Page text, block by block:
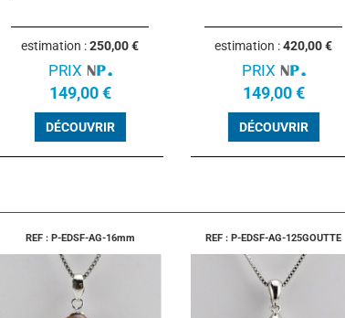
estimation :250,00 €
PRIX
149,00 €
DÉCOUVRIR
estimation :420,00 €
PRIX
149,00 €
DÉCOUVRIR
REF : P-EDSF-AG-16mm REF : P-EDSF-AG-125GOUTTE